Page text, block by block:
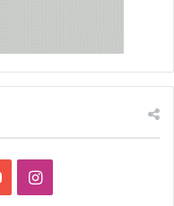
YouTubeInstagram